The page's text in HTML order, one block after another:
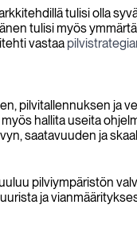
tulisi olla
tulisi myös
vastaa
pilvitallennuksen ja
hallita useita
saatavuuden ja
pilviympäristön
ja